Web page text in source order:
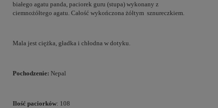
białego agatu panda, paciorek guru (stupa) wykonany z
ciemnożółtego agatu. Całość wykończona żółtym sznureczkiem.
Mala jest ciężka, gładka i chłodna w dotyku.
Pochodzenie: Nepal
Ilość paciorków: 108